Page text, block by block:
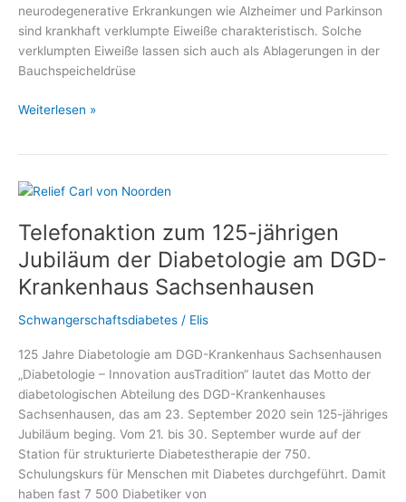
neurodegenerative Erkrankungen wie Alzheimer und Parkinson
sind krankhaft verklumpte Eiweiße charakteristisch. Solche
verklumpten Eiweiße lassen sich auch als Ablagerungen in der
Bauchspeicheldrüse
Was
gemeinsam
Weiterlesen »
Telefonaktion zum 125-jährigen
Jubiläum der Diabetologie am DGD-
Krankenhaus Sachsenhausen
Schwangerschaftsdiabetes / Elis
125 Jahre Diabetologie am DGD-Krankenhaus Sachsenhausen
„Diabetologie – Innovation ausTradition“ lautet das Motto der
diabetologischen Abteilung des DGD-Krankenhauses
Sachsenhausen, das am 23. September 2020 sein 125-jähriges
Jubiläum beging. Vom 21. bis 30. September wurde auf der
Station für strukturierte Diabetestherapie der 750.
Schulungskurs für Menschen mit Diabetes durchgeführt. Damit
haben fast 7 500 Diabetiker von